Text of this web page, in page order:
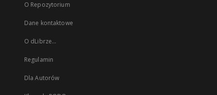
O Repozytorium
Dane kontaktowe
O dLibrze...
Regulamin
Dla Autorów